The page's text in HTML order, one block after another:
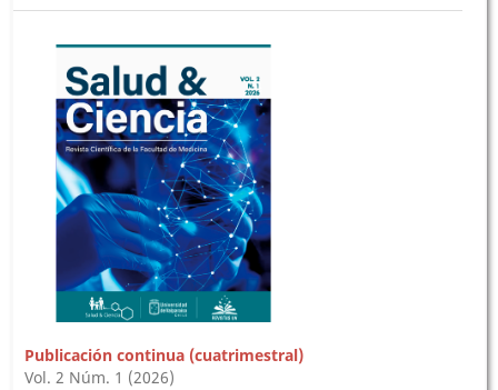
Publicación continua (cuatrimestral)
Vol. 2 Núm. 1 (2026)